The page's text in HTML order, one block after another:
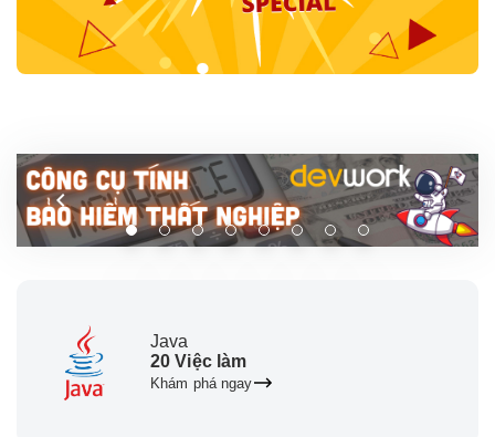
Java
20 Việc làm
Khám phá ngay